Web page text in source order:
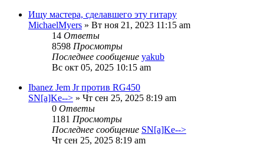
Ищу мастера, сделавшего эту гитару
MichaelMyers » Вт ноя 21, 2023 11:15 am
14 Ответы
8598 Просмотры
Последнее сообщение yakub
Вс окт 05, 2025 10:15 am
Ibanez Jem Jr против RG450
SN[a]Ke--> » Чт сен 25, 2025 8:19 am
0 Ответы
1181 Просмотры
Последнее сообщение SN[a]Ke-->
Чт сен 25, 2025 8:19 am